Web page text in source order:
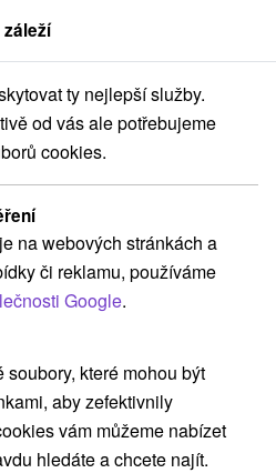
v golfovém resortu Black Stork
resortu
níže z aktuálních nabídek.
Veľká Lomnica Veľká Lomnica
ty nejlepší služby.
od vás ale potřebujeme
cookies.
na webových stránkách a
či reklamu, používáme
Google.
které mohou být
aby zefektivnily
vám můžeme nabízet
hledáte a chcete najít.